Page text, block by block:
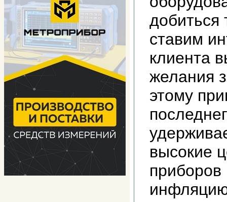
добиться
ставим
клиента
желания
этому
высокие